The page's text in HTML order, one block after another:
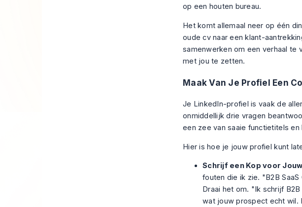
Het komt allemaal neer op één
oude cv naar een klant-
samenwerken om een verhaal te
met jou te zetten.
Maak Van Je Profiel Een
Je LinkedIn-profiel is vaak de
onmiddellijk drie vragen
een zee van saaie functietitels
Hier is hoe je jouw profiel kunt
Schrijf een Kop voor
fouten die ik zie. "B2B
Draai het om. "Ik schrijf
wat jouw prospect echt wil.